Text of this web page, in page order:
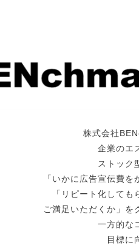
株式会社
企業のエ
ストック
「いかに広告宣伝費を
「リピート化して
ご満足いただくか」を
一方的な
目標に